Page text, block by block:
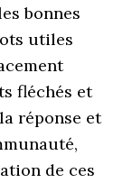
bonnes
utiles
fléchés et
réponse et
de ces